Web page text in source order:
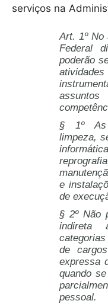
serviços na
Art. 1º No
Federal
poderão
§ 1º As
limpeza,
e
de
§ 2º Não
indireta
de
expressa
quando
pessoal.